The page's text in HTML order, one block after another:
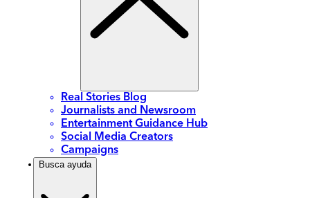
Real Stories Blog
Journalists and Newsroom
Entertainment Guidance Hub
Social Media Creators
Campaigns
Busca ayuda